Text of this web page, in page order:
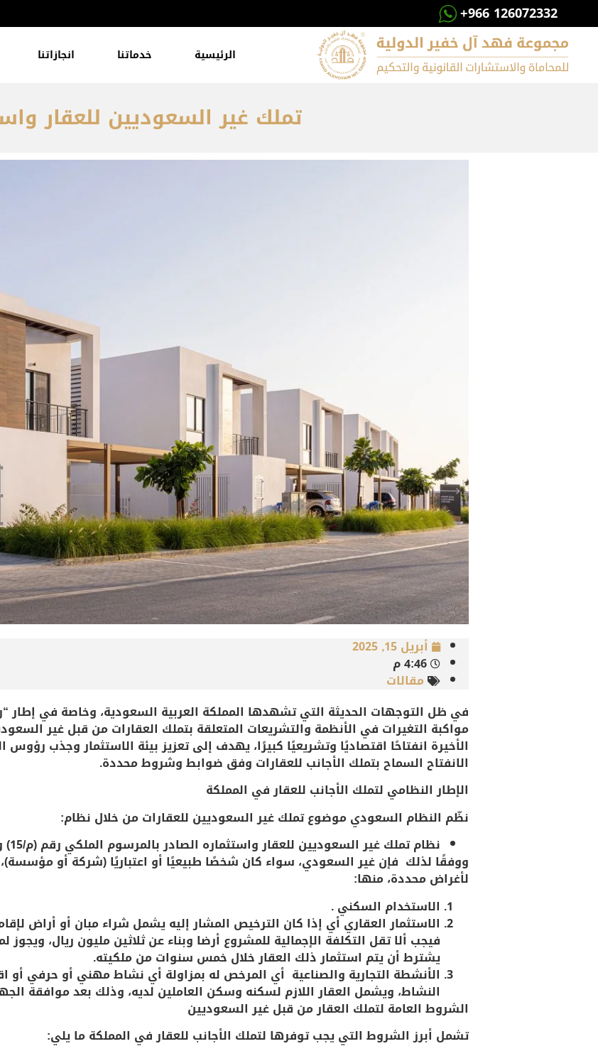
+966 126072332
الرئيسية خدماتنا انجازاتنا
تملك غير السعوديين للعقار
أبريل 15, 2025
4:46 م
مقالات
مواكبة التغيرات في الأنظمة والتشريعات المتعلقة بتملك العقارات من قبل غير
الأخيرة انفتاحًا اقتصاديًا وتشريعيًا كبيرًا، يهدف إلى تعزيز بيئة الاستثمار وجذب رؤوس
الانفتاح السماح بتملك الأجانب للعقارات وفق ضوابط وشروط محددة.
الإطار النظامي لتملك الأجانب للعقار في المملكة
نظّم النظام السعودي موضوع تملك غير السعوديين للعقارات من خلال نظام:
نظام تملك غير السعوديين للعقار واستثماره الصادر بالمرسوم الملكي رقم (م/15) وتاريخ 17/4/1421هـ
ووفقًا لذلك فإن غير السعودي، سواء كان شخصًا طبيعيًا أو اعتباريًا (شركة أو
لأغراض محددة، منها:
الاستخدام السكني .
الاستثمار العقاريأي إذا كان الترخيص المشار إليه يشمل شراء مبان أو أراض
فيجب ألا تقل التكلفة الإجمالية للمشروع أرضا وبناء عن ثلاثين مليون ريال، ويجوز
يشترط أن يتم استثمار ذلك العقار خلال خمس سنوات من ملكيته.
الأنشطة التجارية والصناعية أي المرخص له بمزاولة أي نشاط مهني أو حرفي أو
النشاط، ويشمل العقار اللازم لسكنه وسكن العاملين لديه، وذلك بعد موافقة
الشروط العامة لتملك العقار من قبل غير السعوديين
تشمل أبرز الشروط التي يجب توفرها لتملك الأجانب للعقار في المملكة ما يلي: